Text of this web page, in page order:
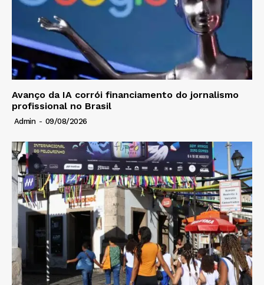
Avanço da IA corrói financiamento do jornalismo
profissional no Brasil
Admin - 09/08/2026